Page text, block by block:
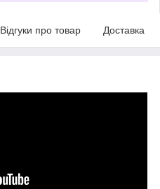
Відгуки про товар Доставка